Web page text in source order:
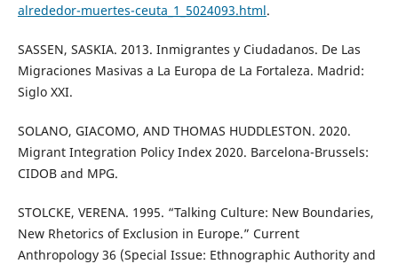
alrededor-muertes-ceuta_1_5024093.html.
SASSEN, SASKIA. 2013. Inmigrantes y Ciudadanos. De Las
Migraciones Masivas a La Europa de La Fortaleza. Madrid:
Siglo XXI.
SOLANO, GIACOMO, AND THOMAS HUDDLESTON. 2020.
Migrant Integration Policy Index 2020. Barcelona-Brussels:
CIDOB and MPG.
STOLCKE, VERENA. 1995. “Talking Culture: New Boundaries,
New Rhetorics of Exclusion in Europe.” Current
Anthropology 36 (Special Issue: Ethnographic Authority and